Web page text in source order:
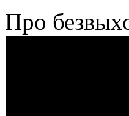
Про